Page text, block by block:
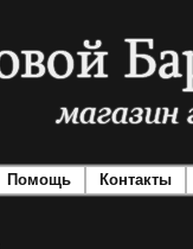
Помощь Контакты